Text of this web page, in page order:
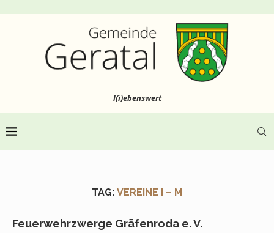
l(i)ebenswert
TAG: VEREINE I – M
Feuerwehrzwerge Gräfenroda e. V.